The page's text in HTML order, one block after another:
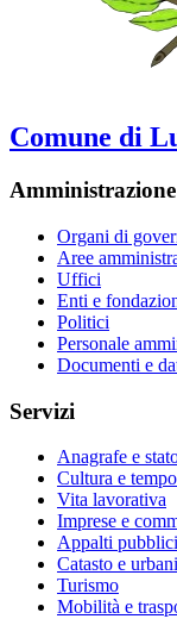
Comune di
Amministrazione
Organi di
Aree
Uffici
Enti e
Politici
Personale
Documenti e
Servizi
Anagrafe e
Cultura e
Vita lavorativa
Imprese e
Appalti pubblici
Catasto e
Turismo
Mobilità e